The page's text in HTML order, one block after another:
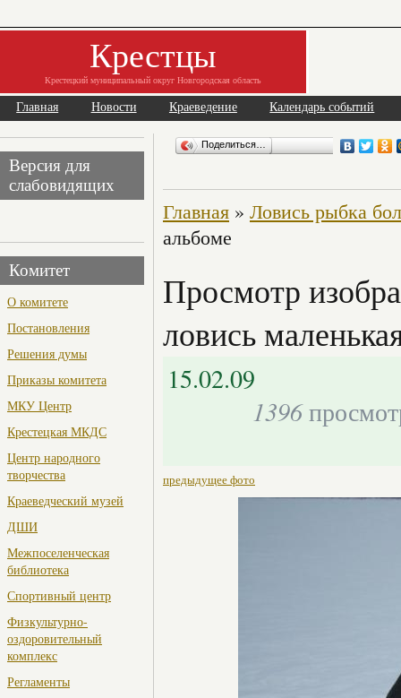
Крестцы
Крестецкий муниципальный округ Новгородская область
Главная Новости Краеведение Календарь событий
Версия для
слабовидящих
Комитет
О комитете
Постановления
Решения думы
Приказы комитета
МКУ Центр
Крестецкая МКДС
Центр народного
творчества
Краеведческий музей
ДШИ
Межпоселенческая
библиотека
Спортивный центр
Физкультурно-
оздоровительный
комплекс
Регламенты
Поделиться…
Главная » Ловись рыбка
альбоме
Просмотр
ловись
15.02.09
1396
предыдущее фото